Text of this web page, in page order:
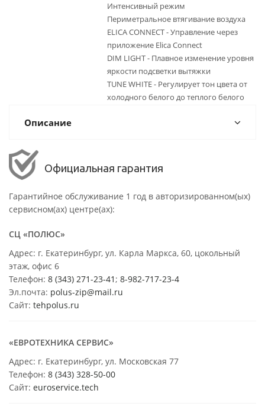
Интенсивный режим
Периметральное втягивание воздуха
ELICA CONNECT - Управление через
приложение Elica Connect
DIM LIGHT - Плавное изменение уровня
яркости подсветки вытяжки
TUNE WHITE - Регулирует тон цвета от
холодного белого до теплого белого
Описание
Официальная гарантия
Гарантийное обслуживание 1 год в авторизированном(ых)
сервисном(ах) центре(ах):
СЦ «ПОЛЮС»
Адрес: г. Екатеринбург, ул. Карла Маркса, 60, цокольный
этаж, офис 6
Телефон: 8 (343) 271-23-41; 8-982-717-23-4
Эл.почта: polus-zip@mail.ru
Сайт: tehpolus.ru
«ЕВРОТЕХНИКА СЕРВИС»
Адрес: г. Екатеринбург, ул. Московская 77
Телефон: 8 (343) 328-50-00
Сайт: euroservice.tech